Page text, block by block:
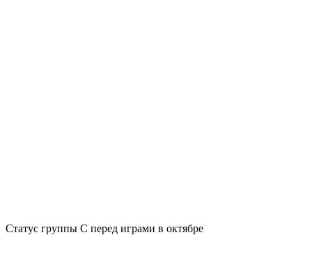
Статус группы С перед играми в октябре